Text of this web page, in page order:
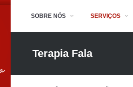
SOBRE NÓS SERVIÇOS
Terapia Fala